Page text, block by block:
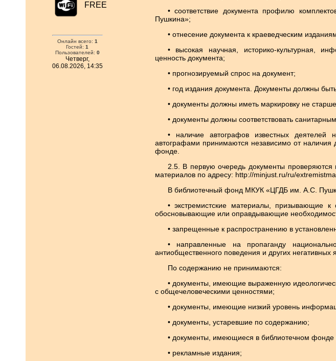
FREE
Онлайн всего: 1
Гостей: 1
Пользователей: 0
Четверг,
06.08.2026, 14:35
• соответствие документа профилю
Пушкина»;
• отнесение документа к краеведческим
• высокая научная, историко-культурная,
ценность документа;
• прогнозируемый спрос на документ;
• год издания документа. Документы должны
• документы должны иметь маркировку не
• документы должны соответствовать
• наличие автографов известных деятелей
автографами принимаются независимо от наличия
фонде.
2.5. В первую очередь документы проверяются
материалов по адресу: http://minjust.ru/ru/
В библиотечный фонд МКУК «ЦГДБ им. А.С.
• экстремистские материалы, призывающие к
обосновывающие или оправдывающие
• запрещенные к распространению в
• направленные на пропаганду
антиобщественного поведения и других негативных
По содержанию не принимаются:
• документы, имеющие выраженную
с общечеловеческими ценностями;
• документы, имеющие низкий уровень
• документы, устаревшие по содержанию;
• документы, имеющиеся в библиотечном фонде
• рекламные издания;